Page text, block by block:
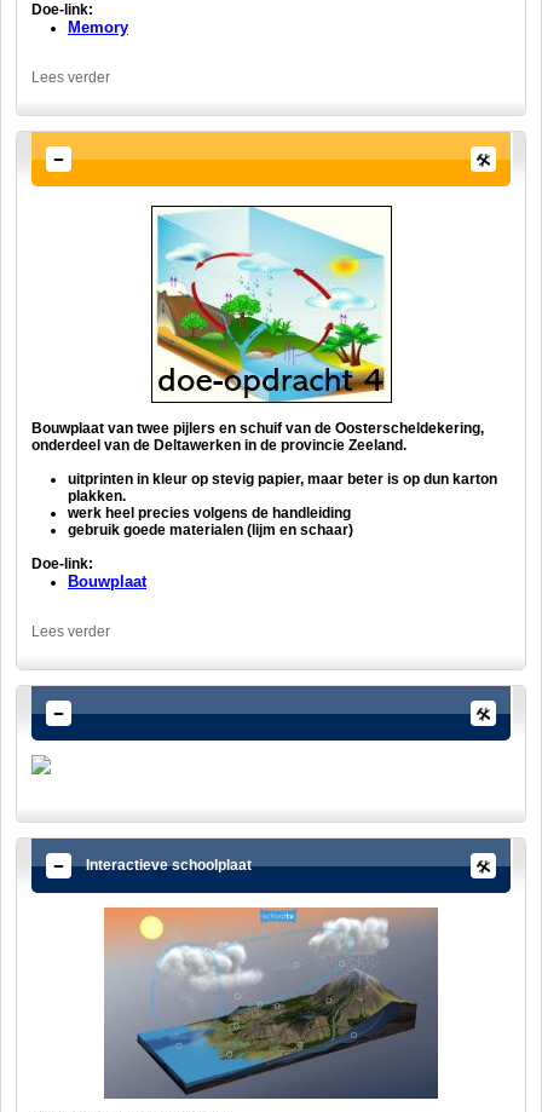
Doe-link:
Memory
Lees verder
Bouwplaat van twee pijlers en schuif van de Oosterscheldekering,
onderdeel van de Deltawerken in de provincie Zeeland.
uitprinten in kleur op stevig papier, maar beter is op dun karton
plakken.
werk heel precies volgens de handleiding
gebruik goede materialen (lijm en schaar)
Doe-link:
Bouwplaat
Lees verder
Interactieve schoolplaat